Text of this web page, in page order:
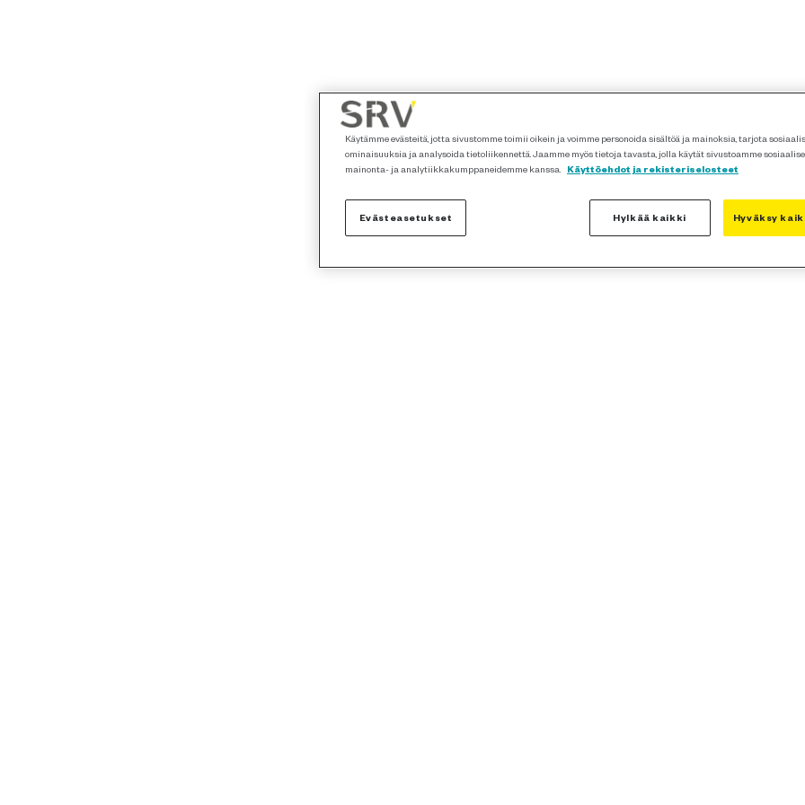
Käytämme evästeitä, jotta sivustomme toimii oikein ja voimme personoida sisältöä ja mainoksia, tarjota
ominaisuuksia ja analysoida tietoliikennettä. Jaamme myös tietoja tavasta, jolla käytät sivustoamme
mainonta- ja analytiikkakumppaneidemme kanssa.
Käyttöehdot ja rekisteriselosteet
Evästeasetukset Hylkää kaikki Hyväksy